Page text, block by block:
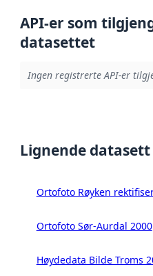
API-er som
datasettet
Ingen registrerte API-er
Lignende datasett
Ortofoto Røyken
Ortofoto Sør-Aurdal 2000
Høydedata Bilde Troms